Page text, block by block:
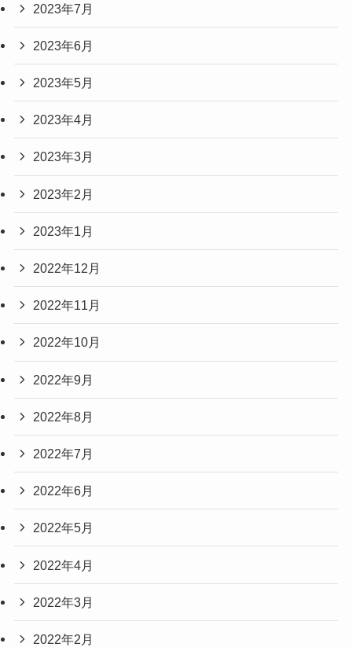
2023年7月
2023年6月
2023年5月
2023年4月
2023年3月
2023年2月
2023年1月
2022年12月
2022年11月
2022年10月
2022年9月
2022年8月
2022年7月
2022年6月
2022年5月
2022年4月
2022年3月
2022年2月